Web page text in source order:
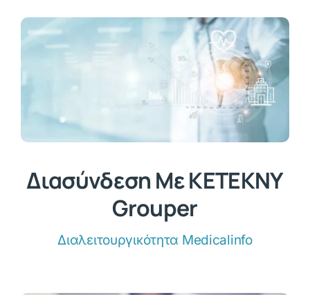
Διασύνδεση Με ΚΕΤΕΚΝΥ
Grouper
Διαλειτουργικότητα Medicalinfo